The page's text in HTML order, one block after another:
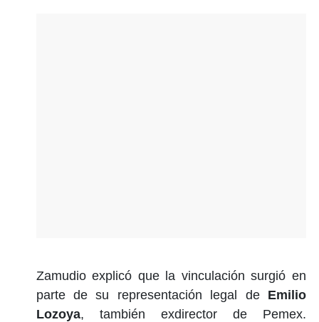
Zamudio explicó que la vinculación surgió en
parte de su representación legal de Emilio
Lozoya, también exdirector de Pemex.